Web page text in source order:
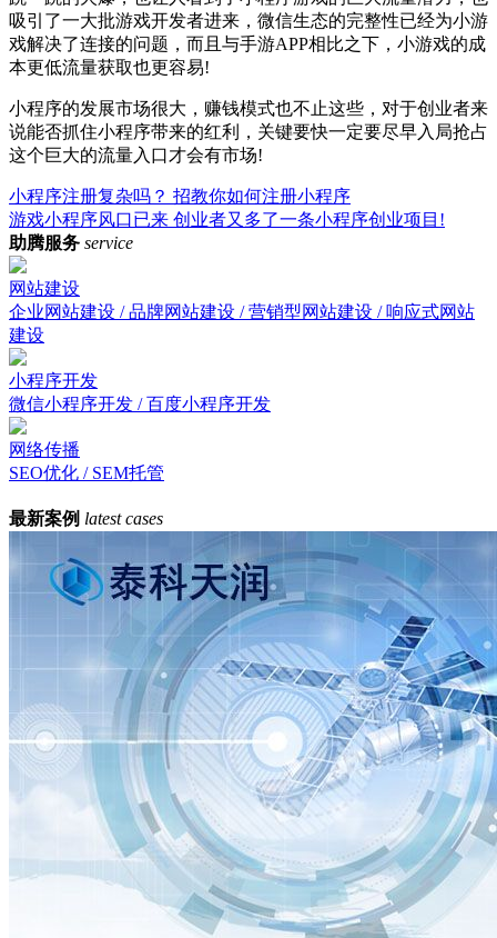
吸引了一大批游戏开发者进来，微信生态的完整性已经为小游
戏解决了连接的问题，而且与手游APP相比之下，小游戏的成
本更低流量获取也更容易!
小程序的发展市场很大，赚钱模式也不止这些，对于创业者来
说能否抓住小程序带来的红利，关键要快一定要尽早入局抢占
这个巨大的流量入口才会有市场!
小程序注册复杂吗？ 招教你如何注册小程序
游戏小程序风口已来 创业者又多了一条小程序创业项目!
助腾服务 service
网站建设
企业网站建设 / 品牌网站建设 / 营销型网站建设 / 响应式网站
建设
小程序开发
微信小程序开发 / 百度小程序开发
网络传播
SEO优化 / SEM托管
最新案例 latest cases